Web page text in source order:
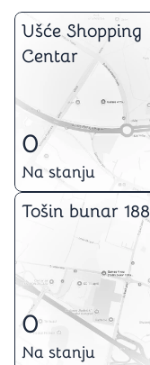
Ušće Shopping
Centar
0
Na stanju
Tošin bunar
0
Na stanju